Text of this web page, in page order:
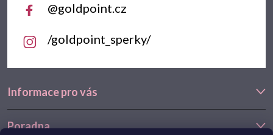
Informace pro vás
Poradna
@goldpoint.cz
/goldpoint_sperky/